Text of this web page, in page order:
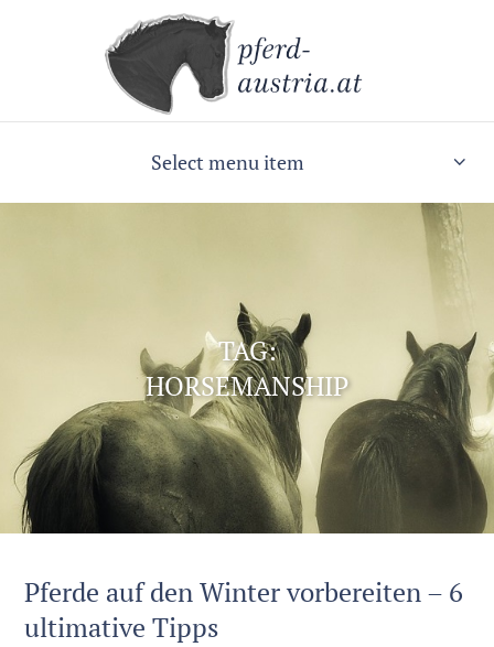
Select menu item
TAG:
HORSEMANSHIP
Pferde auf den Winter vorbereiten – 6
ultimative Tipps